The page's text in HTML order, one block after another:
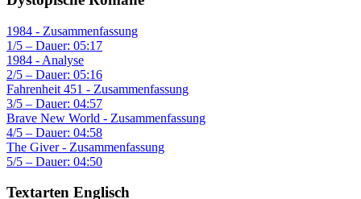
1984 - Zusammenfassung
1/5 – Dauer: 05:17
1984 - Analyse
2/5 – Dauer: 05:16
Fahrenheit 451 - Zusammenfassung
3/5 – Dauer: 04:57
Brave New World - Zusammenfassung
4/5 – Dauer: 04:58
The Giver - Zusammenfassung
5/5 – Dauer: 04:50
Textarten Englisch